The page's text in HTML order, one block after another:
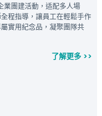
業團建活動，适配多人場
程指導，讓員工在輕鬆手作
實用紀念品，凝聚團隊共
了解更多 >>